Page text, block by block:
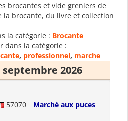
brocantes et vide greniers de
la brocante, du livre et collection
la catégorie : Brocante
dans la catégorie :
, professionnel, marche
septembre 2026
57070
Marché aux puces